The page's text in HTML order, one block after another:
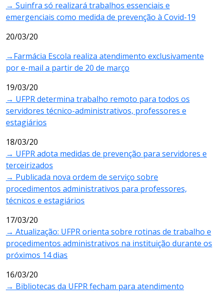
→ Suinfra só realizará trabalhos essenciais e
emergenciais como medida de prevenção à Covid-19
20/03/20
→Farmácia Escola realiza atendimento exclusivamente
por e-mail a partir de 20 de março
19/03/20
→ UFPR determina trabalho remoto para todos os
servidores técnico-administrativos, professores e
estagiários
18/03/20
→ UFPR adota medidas de prevenção para servidores e
terceirizados
→ Publicada nova ordem de serviço sobre
procedimentos administrativos para professores,
técnicos e estagiários
17/03/20
→ Atualização: UFPR orienta sobre rotinas de trabalho e
procedimentos administrativos na instituição durante os
próximos 14 dias
16/03/20
→ Bibliotecas da UFPR fecham para atendimento